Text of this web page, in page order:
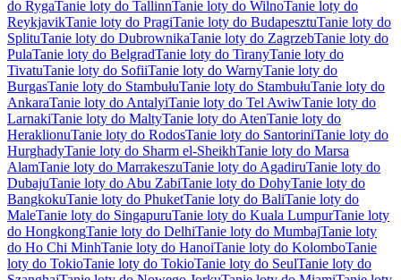
do RygaTanie loty do TallinnTanie loty do WilnoTanie loty do
ReykjavikTanie loty do PragiTanie loty do BudapesztuTanie loty do
SplituTanie loty do DubrownikaTanie loty do ZagrzebTanie loty do
PulaTanie loty do BelgradTanie loty do TiranyTanie loty do
TivatuTanie loty do SofiiTanie loty do WarnyTanie loty do
BurgasTanie loty do StambułuTanie loty do StambułuTanie loty do
AnkaraTanie loty do AntalyiTanie loty do Tel AwiwTanie loty do
LarnakiTanie loty do MaltyTanie loty do AtenTanie loty do
HeraklionuTanie loty do RodosTanie loty do SantoriniTanie loty do
HurghadyTanie loty do Sharm el-SheikhTanie loty do Marsa
AlamTanie loty do MarrakeszuTanie loty do AgadiruTanie loty do
DubajuTanie loty do Abu ZabiTanie loty do DohyTanie loty do
BangkokuTanie loty do PhuketTanie loty do BaliTanie loty do
MaleTanie loty do SingapuruTanie loty do Kuala LumpurTanie loty
do HongkongTanie loty do DelhiTanie loty do MumbajTanie loty
do Ho Chi MinhTanie loty do HanoiTanie loty do KolomboTanie
loty do TokioTanie loty do TokioTanie loty do SeulTanie loty do